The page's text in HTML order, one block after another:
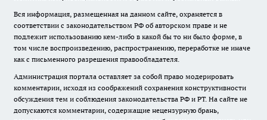
Вся информация, размещенная на данном сайте, охраняется в
соответствии с законодательством РФ об авторском праве и не
подлежит использованию кем-либо в какой бы то ни было форме, в
том числе воспроизведению, распространению, переработке не иначе
как с письменного разрешения правообладателя.
Администрация портала оставляет за собой право модерировать
комментарии, исходя из соображений сохранения конструктивности
обсуждения тем и соблюдения законодательства РФ и РТ. На сайте не
допускаются комментарии, содержащие нецензурную брань,